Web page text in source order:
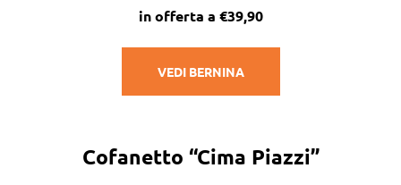
in offerta a €39,90
VEDI BERNINA
Cofanetto “Cima Piazzi”